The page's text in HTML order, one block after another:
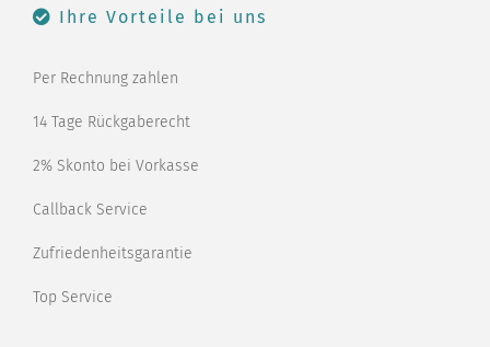
Ihre Vorteile bei uns
Per Rechnung zahlen
14 Tage Rückgaberecht
2% Skonto bei Vorkasse
Callback Service
Zufriedenheitsgarantie
Top Service